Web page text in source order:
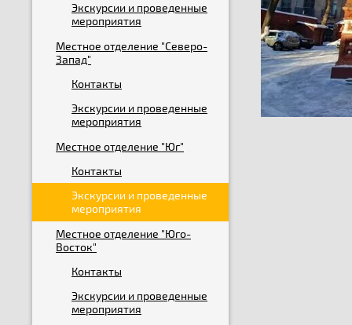
Экскурсии и проведенные
мероприятия
Местное отделение "Северо-
Запад"
Контакты
Экскурсии и проведенные
мероприятия
Местное отделение "Юг"
Контакты
Экскурсии и проведенные
мероприятия
Местное отделение "Юго-
Восток"
Контакты
Экскурсии и проведенные
мероприятия